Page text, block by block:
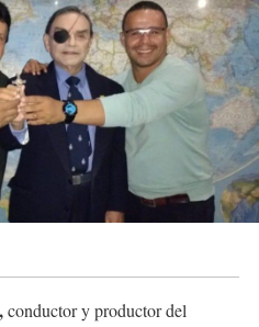
conductor y productor del